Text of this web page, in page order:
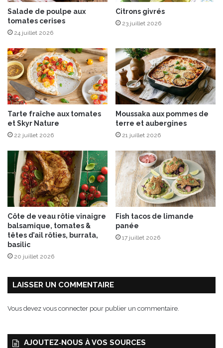
d
e
s
e
r
t
m
a
i
s
o
n
e
n
n
&
l
e
m
o
n
c
u
r
Salade de poulpe aux
tomates cerises
24 juillet 2026
Citrons givrés
23 juillet 2026
Tarte fraîche aux tomates
et Skyr Nature
22 juillet 2026
Moussaka aux pommes de
terre et aubergines
21 juillet 2026
Côte de veau rôtie vinaigre
balsamique, tomates &
têtes d’ail rôties, burrata,
basilic
20 juillet 2026
Fish tacos de limande
panée
17 juillet 2026
LAISSER UN COMMENTAIRE
Vous devez vous connecter pour publier un commentaire.
AJOUTEZ‑NOUS À VOS SOURCES